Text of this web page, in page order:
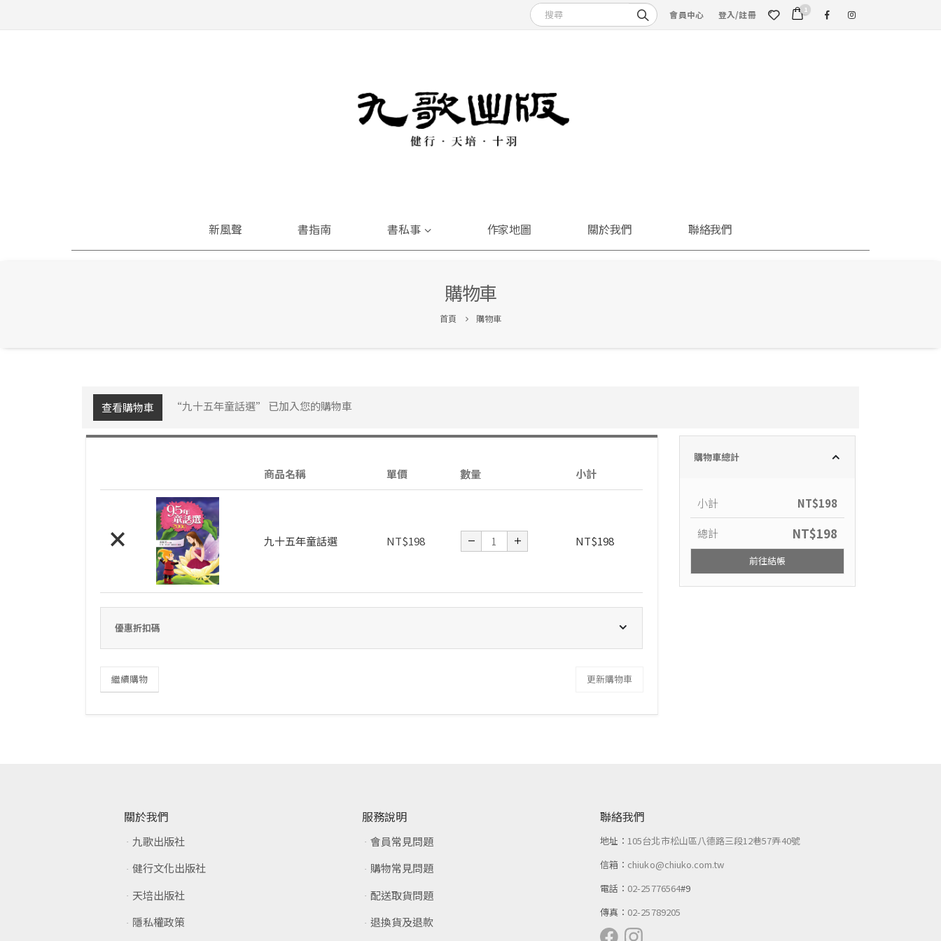
會員中心 登入/註冊 1
新風聲 書指南 書私事 作家地圖 關於我們 聯絡我們
購物車
首頁 購物車
查看購物車 “九十五年童話選” 已加入您的購物車
商品名稱 單價 數量 小計
× 九十五年童話選 NT$198 NT$198
優惠折扣碼
繼續購物 更新購物車
購物車總計
小計 NT$198
總計 NT$198
前往結帳
關於我們
九歌出版社
健行文化出版社
天培出版社
隱私權政策
服務說明
會員常見問題
購物常見問題
配送取貨問題
退換貨及退款
聯絡我們
地址： 105台北市松山區八德路三段12巷57弄40號
信箱： chiuko@chiuko.com.tw
電話： 02-25776564#9
傳真： 02-25789205